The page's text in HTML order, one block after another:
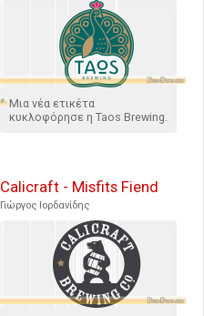
Μια νέα ετικέτα
κυκλοφόρησε η Taos Brewing.
Calicraft - Misfits Fiend
Γιώργος Ιορδανίδης